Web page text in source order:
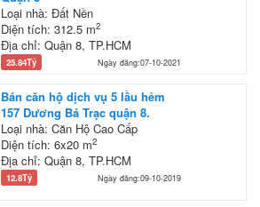
Loại nhà: Đất Nền
Diện tích: 312.5 m2
Địa chỉ: Quận 8, TP.HCM
25.84Tỷ Ngày đăng:07-10-2021
Bán căn hộ dịch vụ 5 lầu hẻm
157 Dương Bá Trạc quận 8.
Loại nhà: Căn Hộ Cao Cấp
Diện tích: 6x20 m2
Địa chỉ: Quận 8, TP.HCM
12.8Tỷ Ngày đăng:09-10-2019